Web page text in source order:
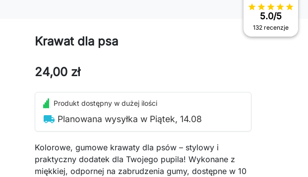
Krawat dla psa
24,00 zł
Produkt dostępny w dużej ilości
local_shipping Planowana wysyłka w Piątek, 14.08
Kolorowe, gumowe krawaty dla psów – stylowy i
praktyczny dodatek dla Twojego pupila! Wykonane z
miękkiej, odpornej na zabrudzenia gumy, dostępne w 10
star star star star star
5.0/5
132 recenzje